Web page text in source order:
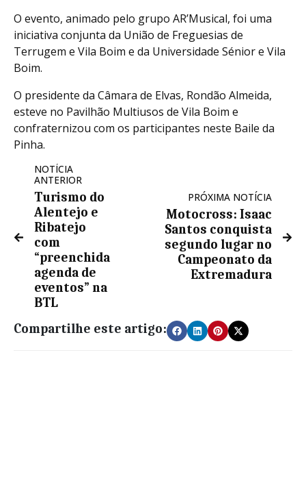
O evento, animado pelo grupo AR’Musical, foi uma
iniciativa conjunta da União de Freguesias de
Terrugem e Vila Boim e da Universidade Sénior e Vila
Boim.
O presidente da Câmara de Elvas, Rondão Almeida,
esteve no Pavilhão Multiusos de Vila Boim e
confraternizou com os participantes neste Baile da
Pinha.
NOTÍCIA
ANTERIOR
Turismo do
Alentejo e
Ribatejo
com
“preenchida
agenda de
eventos” na
BTL
PRÓXIMA NOTÍCIA
Motocross: Isaac
Santos conquista
segundo lugar no
Campeonato da
Extremadura
Compartilhe este artigo: